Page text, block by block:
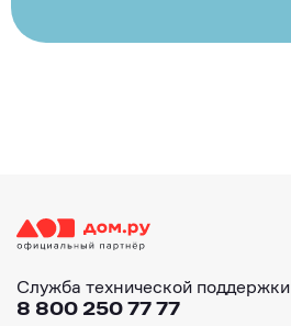
Служба технической поддержки
8 800 250 77 77